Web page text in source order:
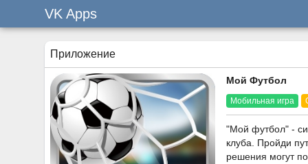
VK Apps
Приложение
Мой Футбол
Мобильная игра
"Мой футбол" -
клуба. Пройди
решения могут